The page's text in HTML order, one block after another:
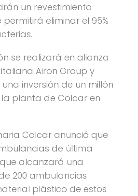
un revestimiento
eliminar el 95%
se realizará en alianza
Airon Group y
inversión de un millón
planta de Colcar en
Colcar anunció que
de última
alcanzará una
200 ambulancias
plástico de estos